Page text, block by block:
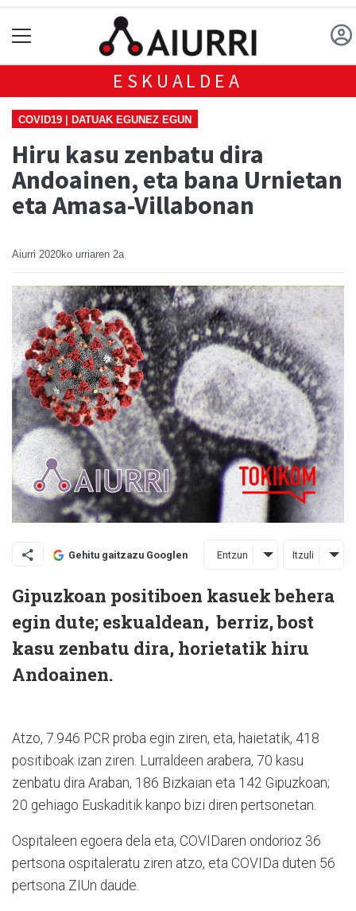
ESKUALDEA
COVID19 | DATUAK EGUNEZ EGUN
Hiru kasu zenbatu dira
Andoainen, eta bana Urnietan
eta Amasa-Villabonan
Aiurri 2020ko urriaren 2a
Gehitu gaitzazu Googlen Entzun Itzuli
Gipuzkoan positiboen kasuek behera
egin dute; eskualdean, berriz, bost
kasu zenbatu dira, horietatik hiru
Andoainen.
Atzo, 7.946 PCR proba egin ziren, eta, haietatik, 418
positiboak izan ziren. Lurraldeen arabera, 70 kasu
zenbatu dira Araban, 186 Bizkaian eta 142 Gipuzkoan;
20 gehiago Euskaditik kanpo bizi diren pertsonetan.
Ospitaleen egoera dela eta, COVIDaren ondorioz 36
pertsona ospitaleratu ziren atzo, eta COVIDa duten 56
pertsona ZIUn daude.